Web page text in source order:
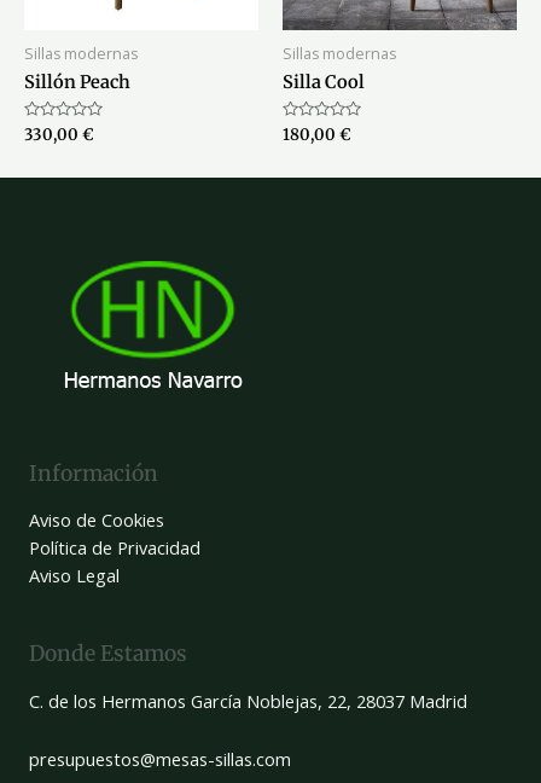
Sillas modernas
Sillón Peach
Valorado
con
de
330,00 €
Sillas modernas
Silla Cool
Valorado
de
180,00 €
Información
Aviso de Cookies
Política de Privacidad
Aviso Legal
Donde Estamos
C. de los Hermanos García Noblejas, 22, 28037 Madrid
presupuestos@mesas-sillas.com